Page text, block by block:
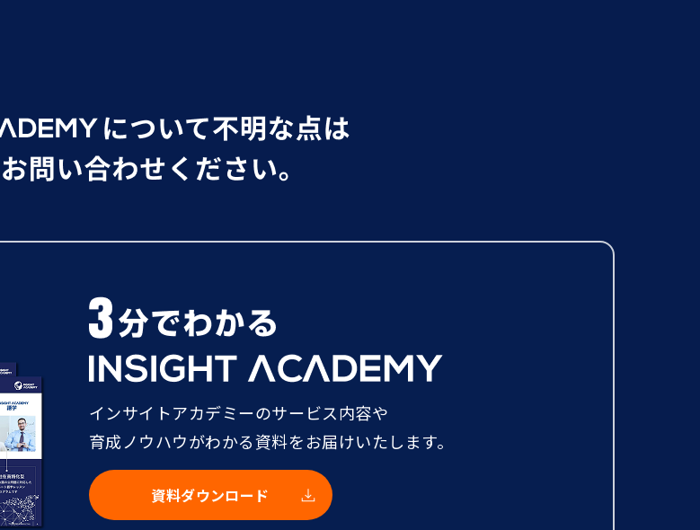
インサイトアカデミーのサービス内容や
育成ノウハウがわかる資料をお届けいたします。
資料ダウンロード